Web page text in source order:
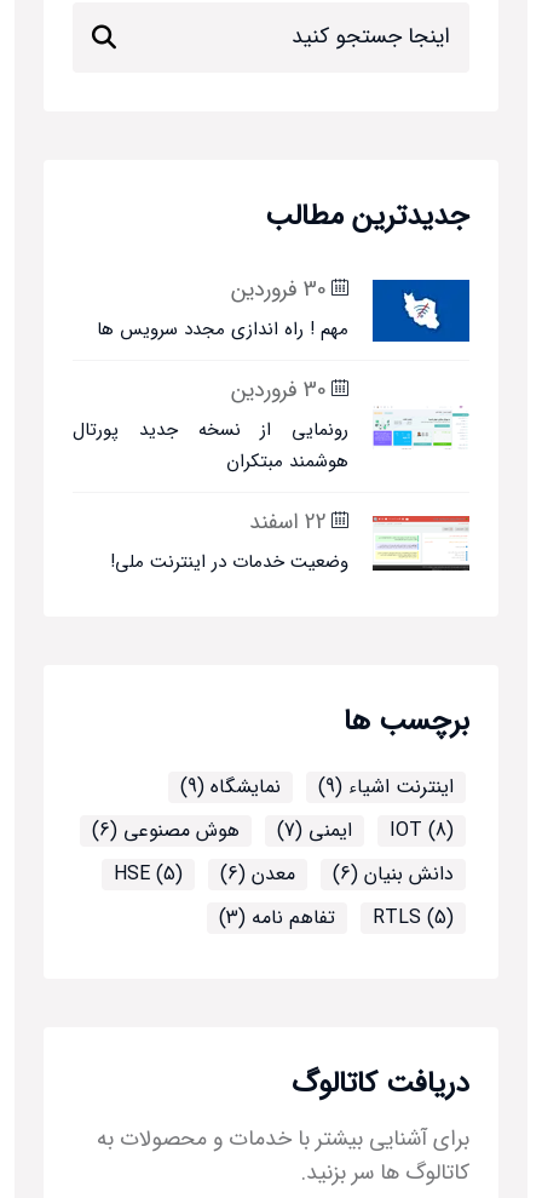
جدیدترین مطالب
30 فروردین
مهم ! راه اندازی مجدد سرویس ها
30 فروردین
رونمایی از نسخه جدید پورتال
هوشمند مبتکران
22 اسفند
وضعیت خدمات در اینترنت ملی!
برچسب ها
اینترنت اشیاء (9)
نمایشگاه (9)
IOT (8)
ایمنی (7)
هوش مصنوعی (6)
دانش بنیان (6)
معدن (6)
HSE (5)
RTLS (5)
تفاهم نامه (3)
دریافت کاتالوگ
برای آشنایی بیشتر با خدمات و محصولات به
کاتالوگ ها سر بزنید.